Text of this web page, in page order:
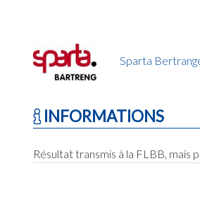
Sparta
INFORMATIONS
Résultat transmis à la FLBB, mais